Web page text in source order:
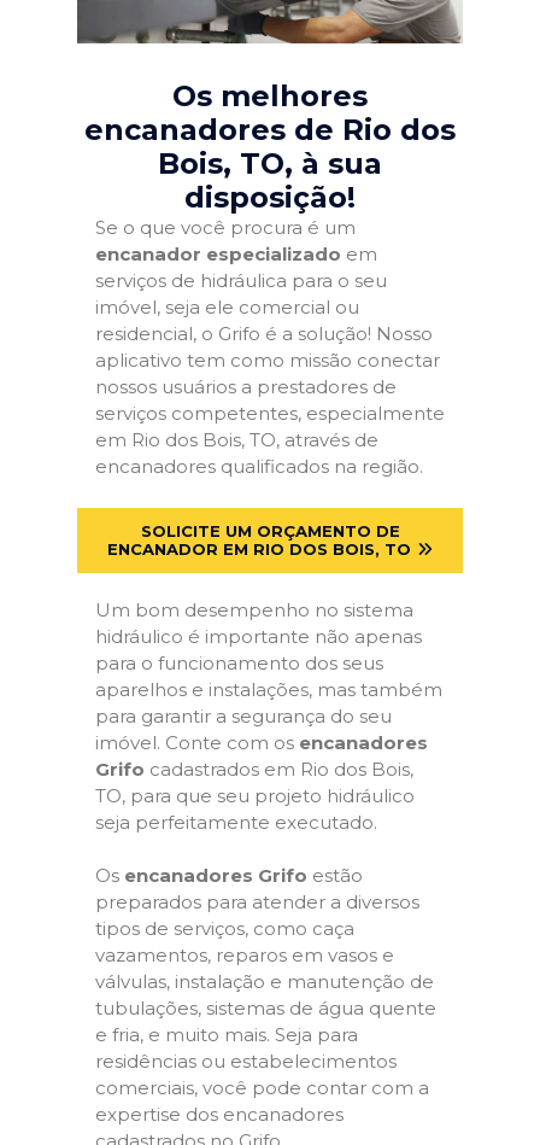
Os melhores
encanadores de Rio dos
Bois, TO, à sua
disposição!
Se o que você procura é um
encanador especializado em
serviços de hidráulica para o seu
imóvel, seja ele comercial ou
residencial, o Grifo é a solução! Nosso
aplicativo tem como missão conectar
nossos usuários a prestadores de
serviços competentes, especialmente
em Rio dos Bois, TO, através de
encanadores qualificados na região.
SOLICITE UM ORÇAMENTO DE
ENCANADOR EM RIO DOS BOIS, TO
Um bom desempenho no sistema
hidráulico é importante não apenas
para o funcionamento dos seus
aparelhos e instalações, mas também
para garantir a segurança do seu
imóvel. Conte com os encanadores
Grifo cadastrados em Rio dos Bois,
TO, para que seu projeto hidráulico
seja perfeitamente executado.
Os encanadores Grifo estão
preparados para atender a diversos
tipos de serviços, como caça
vazamentos, reparos em vasos e
válvulas, instalação e manutenção de
tubulações, sistemas de água quente
e fria, e muito mais. Seja para
residências ou estabelecimentos
comerciais, você pode contar com a
expertise dos encanadores